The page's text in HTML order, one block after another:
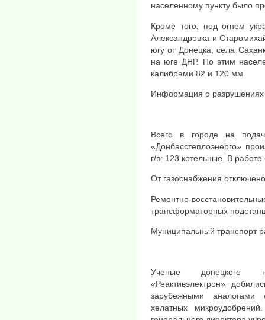
населенному пункту было
Кроме того, под огнем
Александровка и
югу от Донецка, села
на юге ДНР. По этим
калибрами 82 и 120 мм.
Информация о разрушениях
Всего в городе на
«Донбасстеплоэнерго»
г/в: 123 котельные. В
От газоснабжения
Ремонтно-
трансформаторных
Муниципальный транспорт
Ученые донецкого
«Реактивэлектрон»
зарубежными аналогами
хелатных